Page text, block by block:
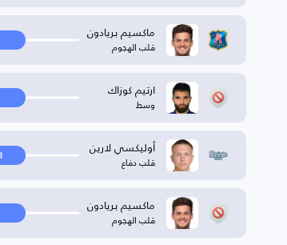
ماكسيم بريادون
قلب الهجوم
ارتيم كوزاك
وسط
أوليكسي لارين
قلب دفاع
ماكسيم بريادون
قلب الهجوم